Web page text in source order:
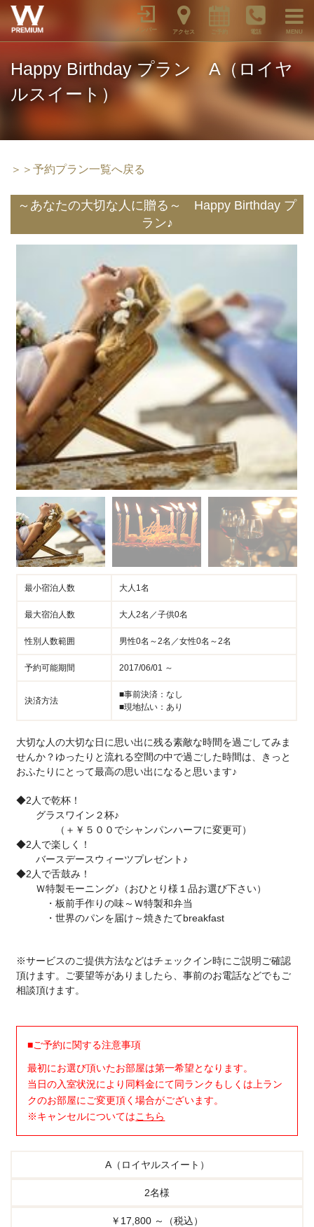
メンバー アクセス 電話 MENU
Happy Birthday プラン A（ロイヤ
ルスイート）
＞＞予約プラン一覧へ戻る
～あなたの大切な人に贈る～ Happy Birthday プ
ラン♪
最小宿泊人数 大人1名
最大宿泊人数 大人2名／子供0名
性別人数範囲 男性0名～2名／女性0名～2名
予約可能期間 2017/06/01 ～
決済方法
■事前決済：なし
■現地払い：あり
大切な人の大切な日に思い出に残る素敵な時間を過ごしてみま
せんか？ゆったりと流れる空間の中で過ごした時間は、きっと
おふたりにとって最高の思い出になると思います♪
◆2人で乾杯！
グラスワイン２杯♪
（＋￥５００でシャンパンハーフに変更可）
◆2人で楽しく！
バースデースウィーツプレゼント♪
◆2人で舌鼓み！
Ｗ特製モーニング♪（おひとり様１品お選び下さい）
・板前手作りの味～Ｗ特製和弁当
・世界のパンを届け～焼きたてbreakfast
※サービスのご提供方法などはチェックイン時にご説明ご確認
頂けます。ご要望等がありましたら、事前のお電話などでもご
相談頂けます。
■ご予約に関する注意事項
最初にお選び頂いたお部屋は第一希望となります。
当日の入室状況により同料金にて同ランクもしくは上ラン
クのお部屋にご変更頂く場合がございます。
※キャンセルについてはこちら
A（ロイヤルスイート）
2名様
￥17,800 ～（税込）